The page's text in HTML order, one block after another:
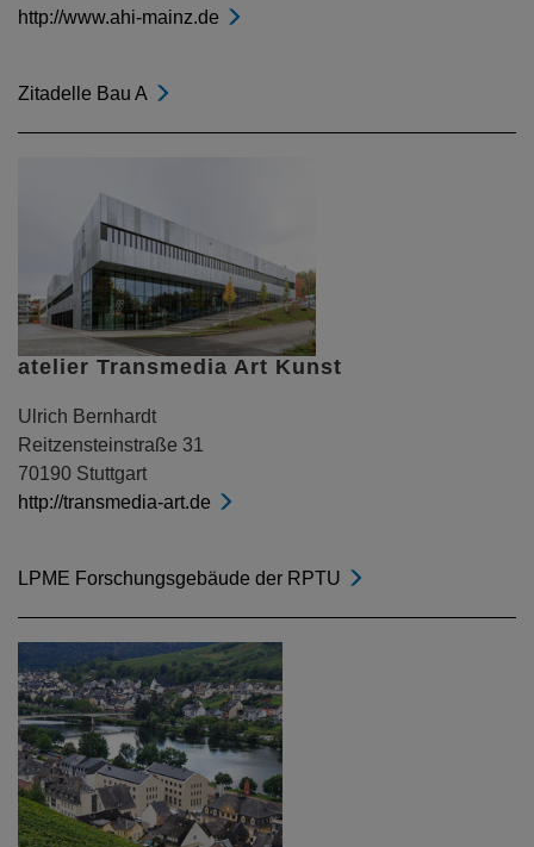
http://www.ahi-mainz.de
Zitadelle Bau A
atelier Transmedia Art Kunst
Ulrich Bernhardt
Reitzensteinstraße 31
70190 Stuttgart
http://transmedia-art.de
LPME Forschungsgebäude der RPTU